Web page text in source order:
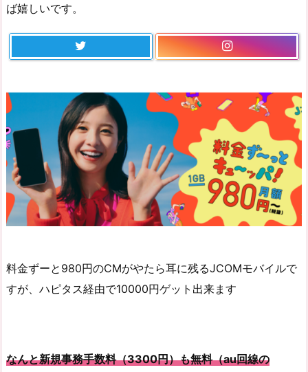
ば嬉しいです。
料金ずーと980円のCMがやたら耳に残るJCOMモバイルで
すが、ハピタス経由で10000円ゲット出来ます
なんと新規事務手数料（3300円）も無料（au回線の